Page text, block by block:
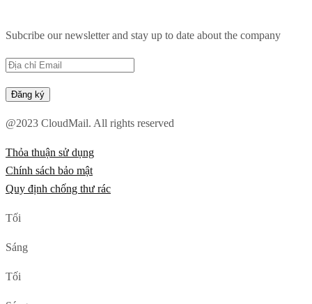
Subcribe our newsletter and stay up to date about the company
@2023 CloudMail. All rights reserved
Thỏa thuận sử dụng
Chính sách bảo mật
Quy định chống thư rác
Tối
Sáng
Tối